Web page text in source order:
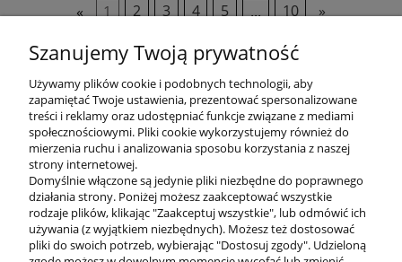
« 1 2 3 4 5 ... 10 »
KONTAKT
DODATKOWE
Szanujemy Twoją prywatność
Używamy plików cookie i podobnych technologii, aby
zapamiętać Twoje ustawienia, prezentować spersonalizowane
treści i reklamy oraz udostępniać funkcje związane z mediami
społecznościowymi. Pliki cookie wykorzystujemy również do
mierzenia ruchu i analizowania sposobu korzystania z naszej
strony internetowej.
Domyślnie włączone są jedynie pliki niezbędne do poprawnego
działania strony. Poniżej możesz zaakceptować wszystkie
rodzaje plików, klikając "Zaakceptuj wszystkie", lub odmówić ich
używania (z wyjątkiem niezbędnych). Możesz też dostosować
pliki do swoich potrzeb, wybierając "Dostosuj zgody". Udzieloną